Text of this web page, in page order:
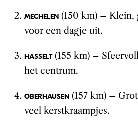
MECHELEN(150 km) – Klein,
voor een dagje uit.
HASSELT(155 km) –
het centrum.
OBERHAUSEN(157 km) –
veel kerstkraampjes.